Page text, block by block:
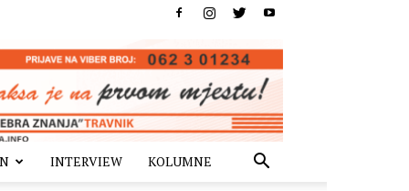
INTERVIEW KOLUMNE